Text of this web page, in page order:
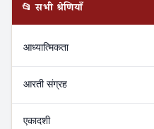
Search
📂 सभी श्रेणियाँ
आध्यात्मिकता
आरती संग्रह
एकादशी